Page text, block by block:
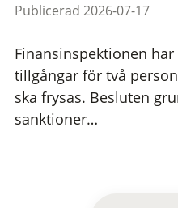
Publicerad 2026-07-17
Finansinspektionen
tillgångar för två
ska frysas. Besluten
sanktioner…